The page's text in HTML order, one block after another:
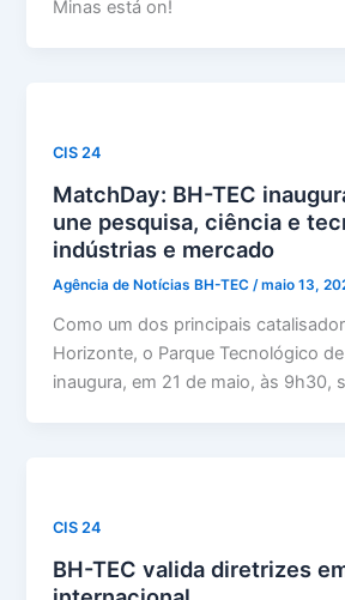
Minas está on!
CIS 24
MatchDay: BH-TEC
une pesquisa, ciência e
indústrias e mercado
Agência de Notícias BH-TEC/maio 13,
Como um dos principais
Horizonte, o Parque Tecnológico
inaugura, em 21 de maio, às 9h30,
CIS 24
BH-TEC valida diretrizes